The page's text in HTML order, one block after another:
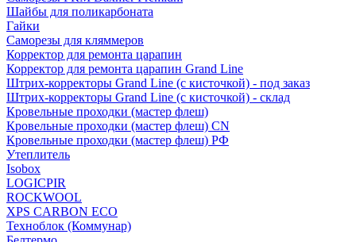
Шайбы для поликарбоната
Гайки
Саморезы для кляммеров
Корректор для ремонта царапин
Корректор для ремонта царапин Grand Line
Штрих-корректоры Grand Line (с кисточкой) - под заказ
Штрих-корректоры Grand Line (с кисточкой) - склад
Кровельные проходки (мастер флеш)
Кровельные проходки (мастер флеш) CN
Кровельные проходки (мастер флеш) РФ
Утеплитель
Isobox
LOGICPIR
ROCKWOOL
XPS CARBON ECO
Техноблок (Коммунар)